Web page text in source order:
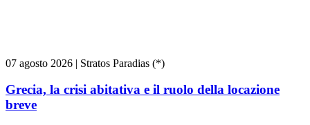
07 agosto 2026 | Stratos Paradias (*)
Grecia, la crisi abitativa e il ruolo della locazione
breve